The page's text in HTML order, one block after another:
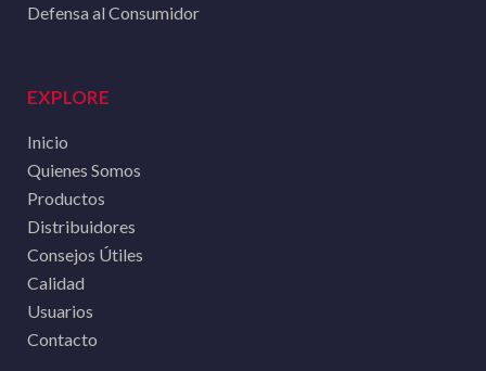
Defensa al Consumidor
EXPLORE
Inicio
Quienes Somos
Productos
Distribuidores
Consejos Útiles
Calidad
Usuarios
Contacto